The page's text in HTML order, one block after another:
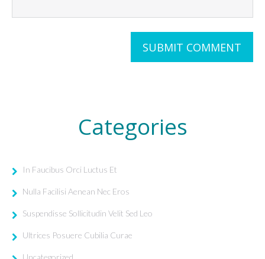
Categories
In Faucibus Orci Luctus Et
Nulla Facilisi Aenean Nec Eros
Suspendisse Sollicitudin Velit Sed Leo
Ultrices Posuere Cubilia Curae
Uncategorized